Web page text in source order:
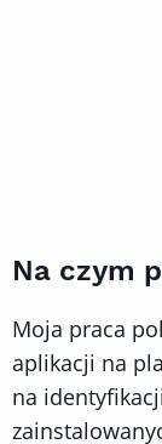
Na czym
Moja praca
aplikacji na
na